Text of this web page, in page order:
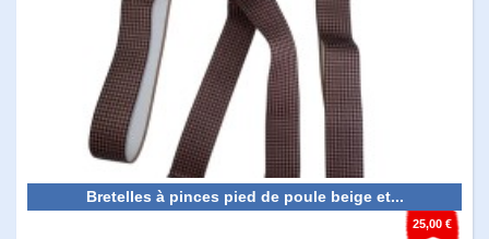
25,00 €
Bretelles à pinces pied de poule beige et...